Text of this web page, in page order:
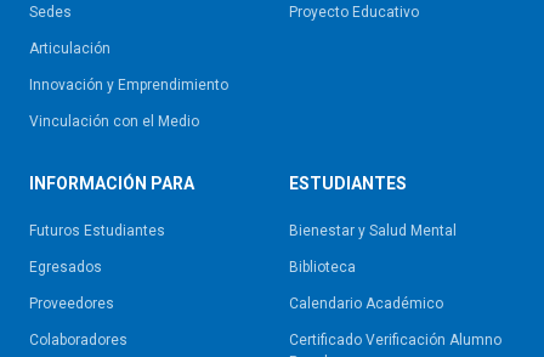
Sedes
Articulación
Innovación y Emprendimiento
Vinculación con el Medio
Proyecto Educativo
INFORMACIÓN PARA
Futuros Estudiantes
Egresados
Proveedores
Colaboradores
ESTUDIANTES
Bienestar y Salud Mental
Biblioteca
Calendario Académico
Certificado Verificación Alumno